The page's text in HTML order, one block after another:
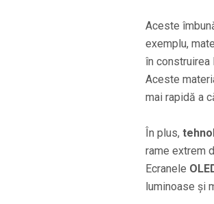
Aceste
exemplu,
în
Aceste
mai rapidă a
În plus,
rame extrem
Ecranele
luminoase și